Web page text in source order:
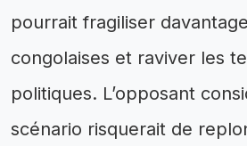
pourrait fragiliser
congolaises et raviver les
politiques. L’opposant
scénario risquerait de